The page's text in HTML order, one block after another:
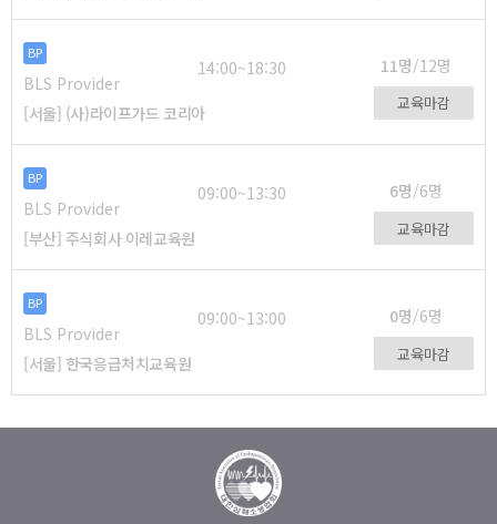
BP
BLS Provider
14:00~18:30 11명/12명
[서울] (사)라이프가드 코리아 교육마감
BP
BLS Provider
09:00~13:30 6명/6명
[부산] 주식회사 이레교육원 교육마감
BP
BLS Provider
09:00~13:00 0명/6명
[서울] 한국응급처치교육원 교육마감